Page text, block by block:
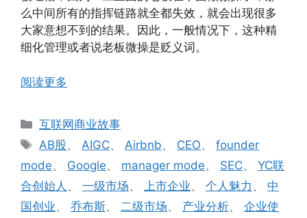
么中间所有的指挥链路就全都失效，就会出现很多
大家意想不到的结果。因此，一般情况下，这种精
细化管理或者说老板微操是贬义词。
阅读更多
分
类
互联网商业故事
标
签
AB股、 AIGC、 Airbnb、 CEO、founder
mode、 Google、 manager mode、 SEC、 YC联
合创始人 、 一级市场、 上市企业、 个人魅力 、 中
国创业、 乔布斯、 二级市场、 产业分析、 企业使